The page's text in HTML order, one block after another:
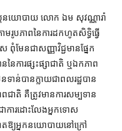
ត្រ​នយោបាយ លោក ឯម សុវណ្ណារ៉ា
បភាព​នៃ​ការ​ដកហូត​សិទ្ធិ​ធ្វើ​
មែន​ជា​សញ្ញា​វិជ្ជមាន​ផ្នែក​
ការផ្សះផ្សា​ជាតិ ឬ​ឯកភាព​
ន់​បាន​ក្លាយជា​ពលរដ្ឋ​បាន​
ាតិ គឺ​ត្រូវ​មានការ​សម្បទាន​
ការ​ដោះលែង​អ្នក​ទោស​
ឱ្យ​អ្នកនយោបាយ​នៅ​ក្រៅ​